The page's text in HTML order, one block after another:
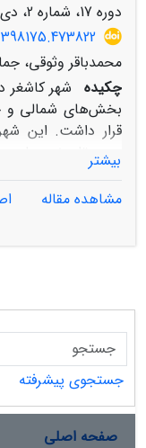
دوره 17، شماره 2، دی 1404، صفحه
محمدباقر وثوقی،
چکیده شهر کاشغر
بخش‌های شمالی و
قرار داشت. این
مسیر تاریخی
به سمت چین
میلادی به جادۀ
اسلامی از آن با
می‌گذشت و سپس
پایتخت چین
تبادلات بین چین
اسلامی از این شهر
دورۀ پیش از
بیشتر
مشاهده مقاله
جستجوی پیشرفته
صفحه اصلی